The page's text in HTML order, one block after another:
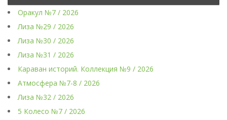
Оракул №7 / 2026
Лиза №29 / 2026
Лиза №30 / 2026
Лиза №31 / 2026
Караван историй. Коллекция №9 / 2026
Атмосфера №7-8 / 2026
Лиза №32 / 2026
5 Колесо №7 / 2026